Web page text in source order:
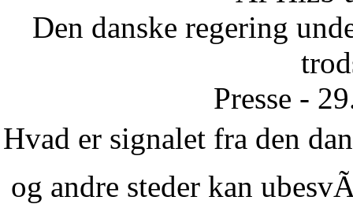
Den danske regering
Presse -
Hvad er signalet fra den
og andre steder kan